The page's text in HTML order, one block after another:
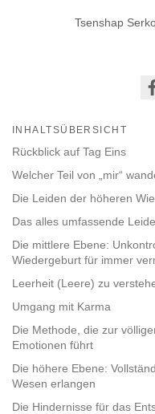
Tsenshap
INHALTSÜBERSICHT
Rückblick auf Tag Eins
Welcher Teil von „mir“
Die Leiden der höheren
Das alles umfassende
Die mittlere Ebene:
Wiedergeburt für immer
Leerheit (Leere) zu
Umgang mit Karma
Die Methode, die zur
Emotionen führt
Die höhere Ebene:
Wesen erlangen
Die Hindernisse für das